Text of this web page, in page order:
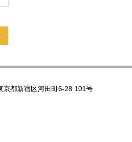
京都新宿区河田町6-28 101号